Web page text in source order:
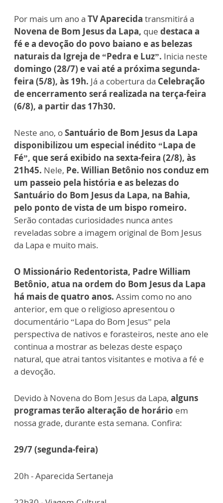
Por mais um ano a TV Aparecida transmitirá a
Novena de Bom Jesus da Lapa, que destaca a
fé e a devoção do povo baiano e as belezas
naturais da Igreja de “Pedra e Luz”. Inicia neste
domingo (28/7) e vai até a próxima segunda-
feira (5/8), às 19h. Já a cobertura da Celebração
de encerramento será realizada na terça-feira
(6/8), a partir das 17h30.
Neste ano, oSantuário de Bom Jesus da Lapa
disponibilizou um especial inédito “Lapa de
Fé”, que será exibido na sexta-feira (2/8), às
21h45. Nele, Pe. Willian Betônio nos conduz em
um passeio pela história e as belezas do
Santuário do Bom Jesus da Lapa, na Bahia,
pelo ponto de vista de um bispo romeiro.
Serão contadas curiosidades nunca antes
reveladas sobre a imagem original de Bom Jesus
da Lapa e muito mais.
O Missionário Redentorista, Padre William
Betônio, atua na ordem do Bom Jesus da Lapa
há mais de quatro anos. Assim como no ano
anterior, em que o religioso apresentou o
documentário “Lapa do Bom Jesus” pela
perspectiva de nativos e forasteiros, neste ano ele
continua a mostrar as belezas deste espaço
natural, que atrai tantos visitantes e motiva a fé e
a devoção.
Devido à Novena do Bom Jesus da Lapa, alguns
programas terão alteração de horário em
nossa grade, durante esta semana. Confira:
29/7 (segunda-feira)
20h - Aparecida Sertaneja